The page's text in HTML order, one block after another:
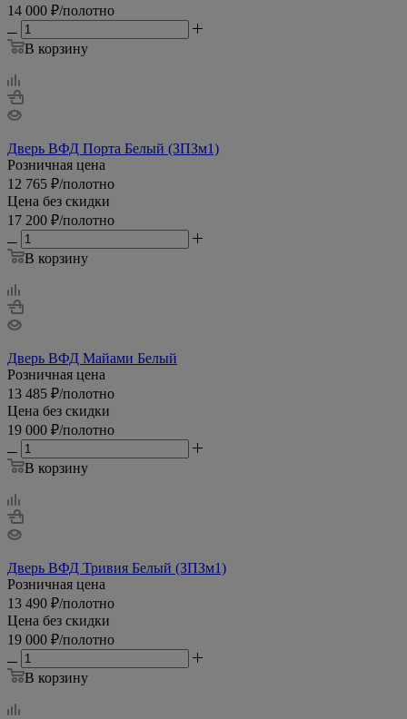
14 000 ₽/полотно
В корзину
Дверь ВФД Порта Белый (ЗПЗм1)
Розничная цена
12 765 ₽/полотно
Цена без скидки
17 200 ₽/полотно
В корзину
Дверь ВФД Майами Белый
Розничная цена
13 485 ₽/полотно
Цена без скидки
19 000 ₽/полотно
В корзину
Дверь ВФД Тривия Белый (ЗПЗм1)
Розничная цена
13 490 ₽/полотно
Цена без скидки
19 000 ₽/полотно
В корзину